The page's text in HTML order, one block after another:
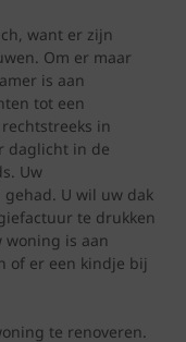
want er zijn
Om er maar
is aan
tot een
in
daglicht in de
Uw
U wil uw dak
te drukken
woning is aan
of er een kindje bij
te renoveren.